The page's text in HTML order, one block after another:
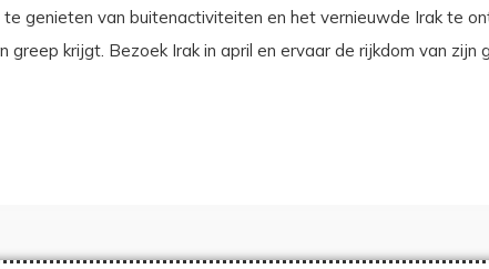
te genieten van buitenactiviteiten en het vernieuwde Irak te
greep krijgt. Bezoek Irak in april en ervaar de rijkdom van zijn